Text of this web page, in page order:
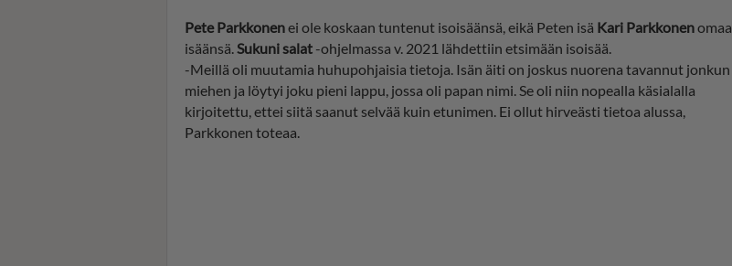
Pete Parkkonenei ole koskaan tuntenut isoisäänsä, eikä Peten isä Kari Parkkonenomaa
isäänsä. Sukuni salat -ohjelmassa v. 2021 lähdettiin etsimään isoisää.
-Meillä oli muutamia huhupohjaisia tietoja. Isän äiti on joskus nuorena tavannut jonkun
miehen ja löytyi joku pieni lappu, jossa oli papan nimi. Se oli niin nopealla käsialalla
kirjoitettu, ettei siitä saanut selvää kuin etunimen. Ei ollut hirveästi tietoa alussa,
Parkkonen toteaa.